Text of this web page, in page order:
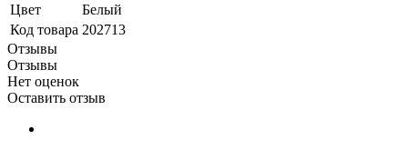
Цвет
Белый
Код товара 202713
Отзывы
Отзывы
Нет оценок
Оставить отзыв